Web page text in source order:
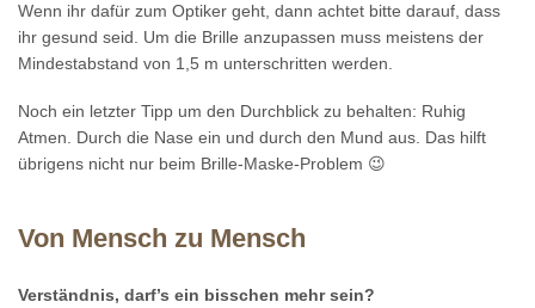
Wenn ihr dafür zum Optiker geht, dann achtet bitte darauf, dass
ihr gesund seid. Um die Brille anzupassen muss meistens der
Mindestabstand von 1,5 m unterschritten werden.
Noch ein letzter Tipp um den Durchblick zu behalten: Ruhig
Atmen. Durch die Nase ein und durch den Mund aus. Das hilft
übrigens nicht nur beim Brille-Maske-Problem 😉
Von Mensch zu Mensch
Verständnis, darf’s ein bisschen mehr sein?